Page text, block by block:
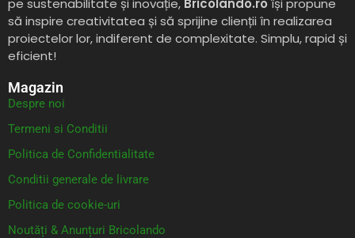
să inspire creativitatea și să sprijine clienții în realizarea
proiectelor lor, indiferent de complexitate. Simplu, rapid și
eficient!
Magazin
Despre noi
Termeni si Conditii
Politica de Confidentialitate
Conditii generale de livrare
Politica de cookie-uri
Noutăți & Anunțuri Bricolando